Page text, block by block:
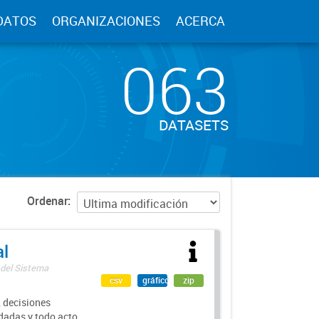
ORGANIZACIONES ACERCA
063
DATASETS
Ordenar
Sistema
csv gráfico zip